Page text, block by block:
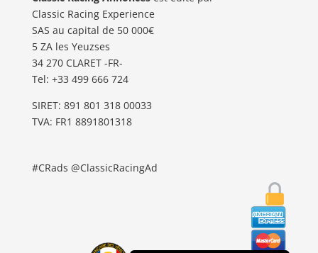
Classic Racing Experience
SAS au capital de 50 000€
5 ZA les Yeuzses
34 270 CLARET -FR-
Tel: ‭+33 499 666 724‬
SIRET: 891 801 318 00033
TVA: FR1 8891801318
#CRads @ClassicRacingAd